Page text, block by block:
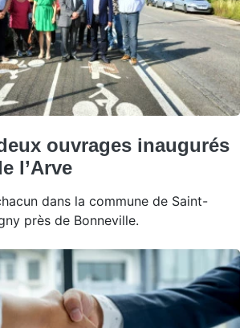
ouvrages inaugurés
l’Arve
dans la commune de Saint-
près de Bonneville.